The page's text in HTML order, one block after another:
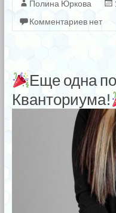
Полина Юркова
Комментариев нет
Еще одна
Кванториума!